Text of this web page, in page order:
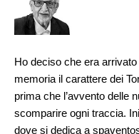
Ho deciso che era
memoria il carattere dei
prima che l’avvento delle
scomparire ogni traccia.
dove si dedica a